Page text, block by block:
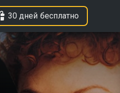
30 дней бесплатно